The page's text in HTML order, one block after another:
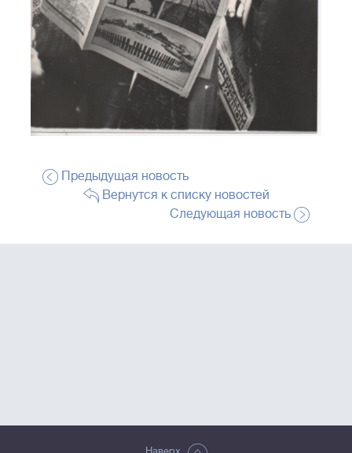
Предыдущая новость
Вернутся к списку новостей
Следующая новость